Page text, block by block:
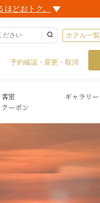
どおトク。
ホテル一覧
予約確認・変更・取消
客室
ギャラリー
クーポン